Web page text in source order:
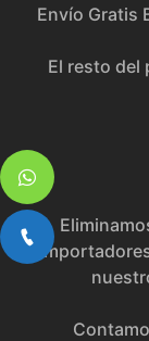
Envío Gratis
El resto del